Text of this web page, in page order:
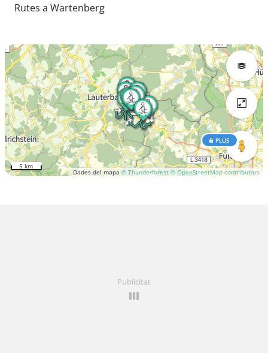
Rutes a Wartenberg
Dades del mapa© Thunderforest © OpenStreetMap contributors
PLUS
5 km
Publicitat